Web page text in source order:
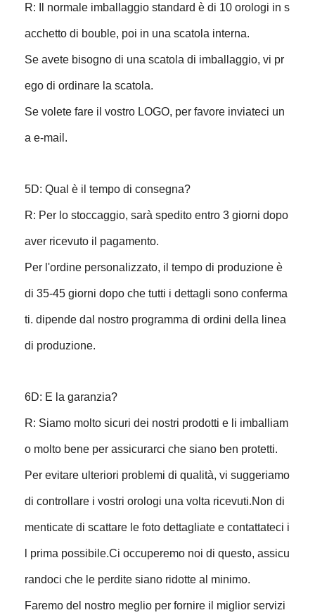
R: Il normale imballaggio standard è di 10 orologi in s
acchetto di bouble, poi in una scatola interna.
Se avete bisogno di una scatola di imballaggio, vi pr
ego di ordinare la scatola.
Se volete fare il vostro LOGO, per favore inviateci un
a e-mail.
5D: Qual è il tempo di consegna?
R: Per lo stoccaggio, sarà spedito entro 3 giorni dopo
aver ricevuto il pagamento.
Per l'ordine personalizzato, il tempo di produzione è
di 35-45 giorni dopo che tutti i dettagli sono conferma
ti. dipende dal nostro programma di ordini della linea
di produzione.
6D: E la garanzia?
R: Siamo molto sicuri dei nostri prodotti e li imballiam
o molto bene per assicurarci che siano ben protetti.
Per evitare ulteriori problemi di qualità, vi suggeriamo
di controllare i vostri orologi una volta ricevuti.Non di
menticate di scattare le foto dettagliate e contattateci i
l prima possibile.Ci occuperemo noi di questo, assicu
randoci che le perdite siano ridotte al minimo.
Faremo del nostro meglio per fornire il miglior servizi